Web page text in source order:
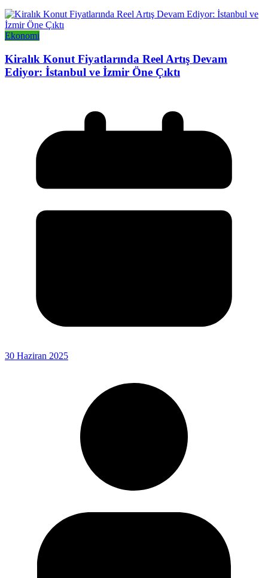
Ekonomi
Kiralık Konut Fiyatlarında Reel Artış Devam
Ediyor: İstanbul ve İzmir Öne Çıktı
30 Haziran 2025